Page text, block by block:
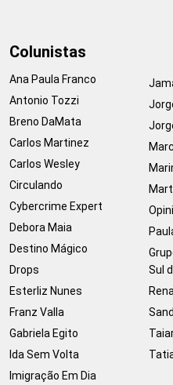
Colunistas
Ana Paula Franco
Antonio Tozzi
Breno DaMata
Carlos Martinez
Carlos Wesley
Circulando
Cybercrime Expert
Debora Maia
Destino Mágico
Drops
Esterliz Nunes
Franz Valla
Gabriela Egito
Ida Sem Volta
Imigração Em Dia
Sul